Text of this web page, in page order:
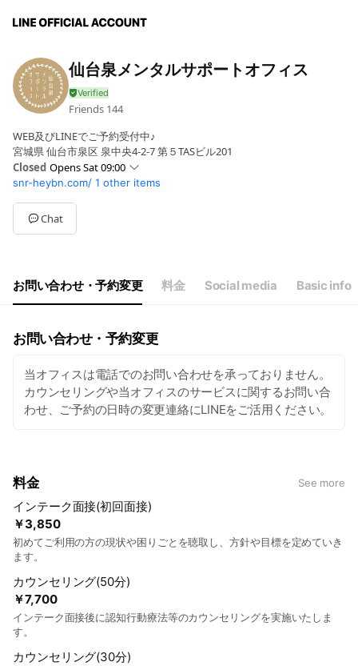
仙台泉メンタルサポートオフィス
Friends 144
WEB及びLINEでご予約受付中♪
宮城県 仙台市泉区 泉中央4-2-7 第５TASビル201
Closed Opens Sat 09:00
SunClosed
Mon10:00 - 21:00
Tue10:00 - 21:00
Wed10:00 - 21:00
Sat09:00 - 17:00
休日：日曜祝日、その他学会等で不定期に休業
snr-heybn.com/ 1 other items
Chat
お問い合わせ・予約変更 料金 Social media Basic info
お問い合わせ・予約変更
当オフィスは電話でのお問い合わせを承っておりません。
カウンセリングや当オフィスのサービスに関するお問い合
わせ、ご予約の日時の変更連絡にLINEをご活用ください。
料金 See more
￥3,850
インテーク面接(初回面接)
初めてご利用の方の現状や困りごとを聴取し、方針や目標を定めていき
ます。
￥7,700
カウンセリング(50分)
インテーク面接後に認知行動療法等のカウンセリングを実施いたしま
す。
カウンセリング(30分)